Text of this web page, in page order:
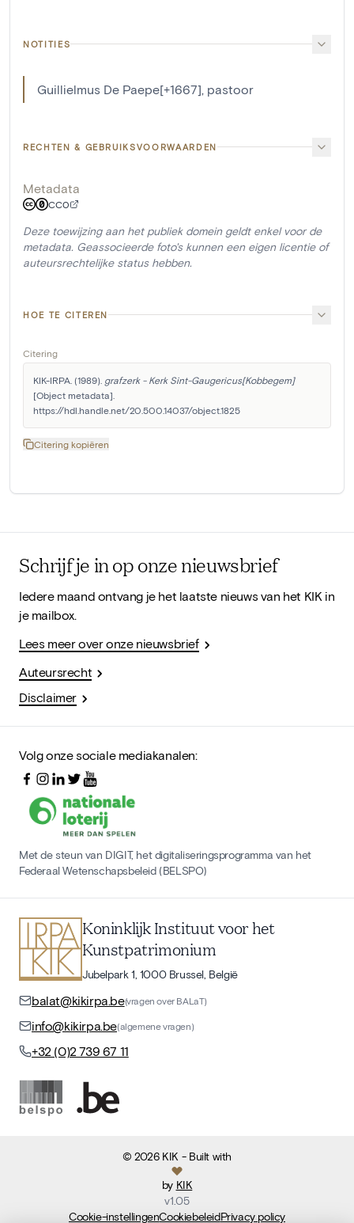
NOTITIES
Guillielmus De Paepe[+1667], pastoor
RECHTEN & GEBRUIKSVOORWAARDEN
Metadata
CC0
Deze toewijzing aan het publiek domein geldt enkel voor de
metadata. Geassocieerde foto's kunnen een eigen licentie of
auteursrechtelijke status hebben.
HOE TE CITEREN
Citering
KIK-IRPA. (1989). grafzerk - Kerk Sint-Gaugericus[Kobbegem]
[Object metadata].
https://hdl.handle.net/20.500.14037/object.1825
Citering kopiëren
Schrijf je in op onze nieuwsbrief
Iedere maand ontvang je het laatste nieuws van het KIK in
je mailbox.
Lees meer over onze nieuwsbrief
Auteursrecht
Disclaimer
Volg onze sociale mediakanalen:
Met de steun van DIGIT, het digitaliseringsprogramma van het
Federaal Wetenschapsbeleid (BELSPO)
Koninklijk Instituut voor het
Kunstpatrimonium
Jubelpark 1, 1000 Brussel, België
balat@kikirpa.be(vragen over BALaT)
info@kikirpa.be(algemene vragen)
+32 (0)2 739 67 11
©2026 KIK - Built with
by KIK
v1.05
Cookie-instellingenCookiebeleidPrivacy policy